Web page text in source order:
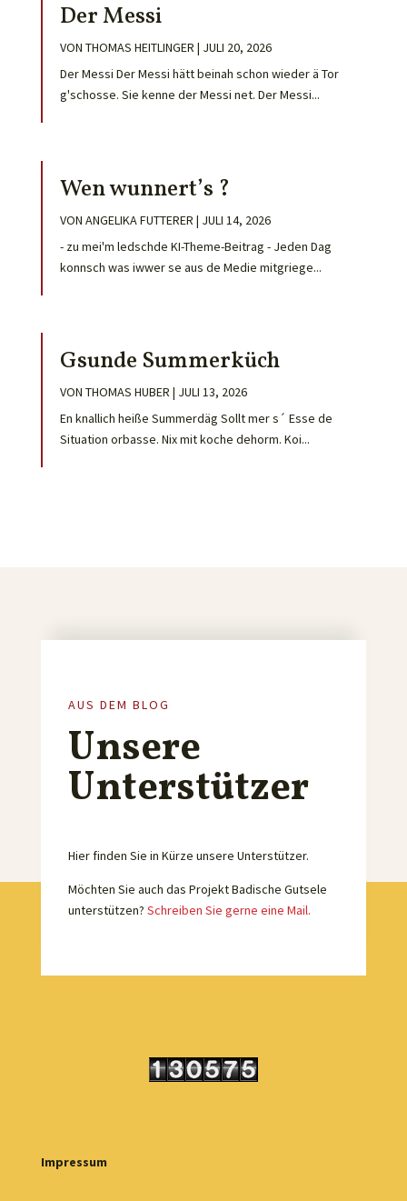
Der Messi
VON THOMAS HEITLINGER | JULI 20, 2026
Der Messi Der Messi hätt beinah schon wieder ä Tor
g'schosse. Sie kenne der Messi net. Der Messi...
Wen wunnert’s ?
VON ANGELIKA FUTTERER | JULI 14, 2026
- zu mei'm ledschde KI-Theme-Beitrag - Jeden Dag
konnsch was iwwer se aus de Medie mitgriege...
Gsunde Summerküch
VON THOMAS HUBER | JULI 13, 2026
En knallich heiße Summerdäg Sollt mer s´ Esse de
Situation orbasse. Nix mit koche dehorm. Koi...
AUS DEM BLOG
Unsere
Unterstützer
Hier finden Sie in Kürze unsere Unterstützer.
Möchten Sie auch das Projekt Badische Gutsele
unterstützen? Schreiben Sie gerne eine Mail.
Impressum